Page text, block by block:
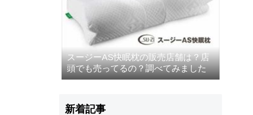
スージーAS快眠枕の販売店舗は？店
頭でも売ってるの？調べてみました
新着記事